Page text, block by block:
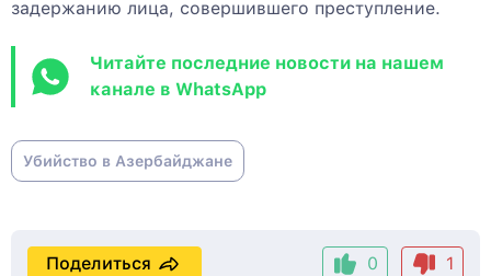
задержанию лица, совершившего преступление.
Читайте последние новости на нашем
канале в WhatsApp
Убийство в Азербайджане
0 1
Поделиться